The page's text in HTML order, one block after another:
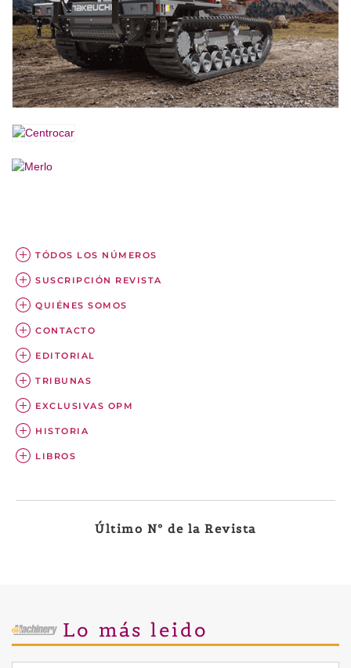
TÓDOS LOS NÚMEROS
SUSCRIPCIÓN REVISTA
QUIÉNES SOMOS
CONTACTO
EDITORIAL
TRIBUNAS
EXCLUSIVAS OPM
HISTORIA
LIBROS
Último Nº de la Revista
Lo más leido